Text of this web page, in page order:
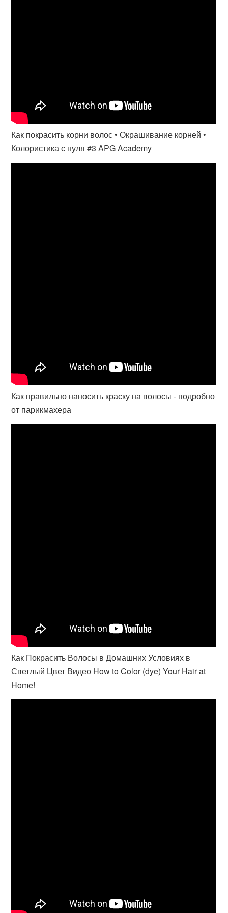
Как покрасить корни волос • Окрашивание корней •
Колористика с нуля #3 APG Academy
Как правильно наносить краску на волосы - подробно
от парикмахера
Как Покрасить Волосы в Домашних Условиях в
Светлый Цвет Видео How to Color (dye) Your Hair at
Home!